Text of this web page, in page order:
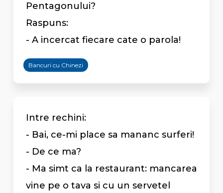
Pentagonului?
Raspuns:
- A incercat fiecare cate o parola!
Bancuri cu Chinezi
Intre rechini:
- Bai, ce-mi place sa mananc surferi!
- De ce ma?
- Ma simt ca la restaurant: mancarea
vine pe o tava si cu un servetel